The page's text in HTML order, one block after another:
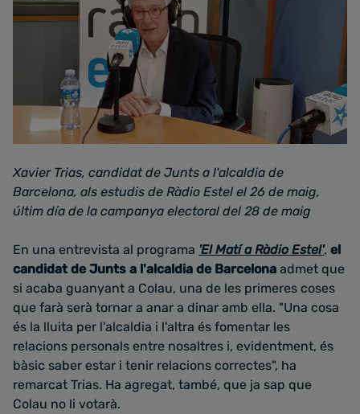
Xavier Trias, candidat de Junts a l'alcaldia de
Barcelona, als estudis de Ràdio Estel el 26 de maig,
últim día de la campanya electoral del 28 de maig
En una entrevista al programa 'El Matí a Ràdio Estel', el
candidat de Junts a l'alcaldia de Barcelona admet que
si acaba guanyant a Colau, una de les primeres coses
que farà serà tornar a anar a dinar amb ella. "Una cosa
és la lluita per l'alcaldia i l'altra és fomentar les
relacions personals entre nosaltres i, evidentment, és
bàsic saber estar i tenir relacions correctes", ha
remarcat Trias. Ha agregat, també, que ja sap que
Colau no li votarà.